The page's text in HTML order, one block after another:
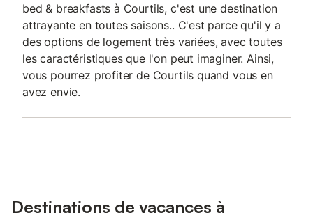
bed & breakfasts à Courtils, c'est une destination
attrayante en toutes saisons.. C'est parce qu'il y a
des options de logement très variées, avec toutes
les caractéristiques que l'on peut imaginer. Ainsi,
vous pourrez profiter de Courtils quand vous en
avez envie.
Destinations de vacances à